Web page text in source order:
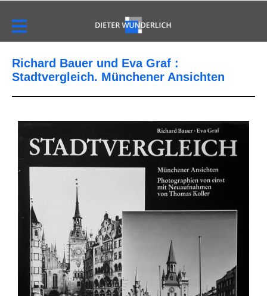
Richard Bauer und Eva Graf :
Stadtvergleich. Münchener Ansichten